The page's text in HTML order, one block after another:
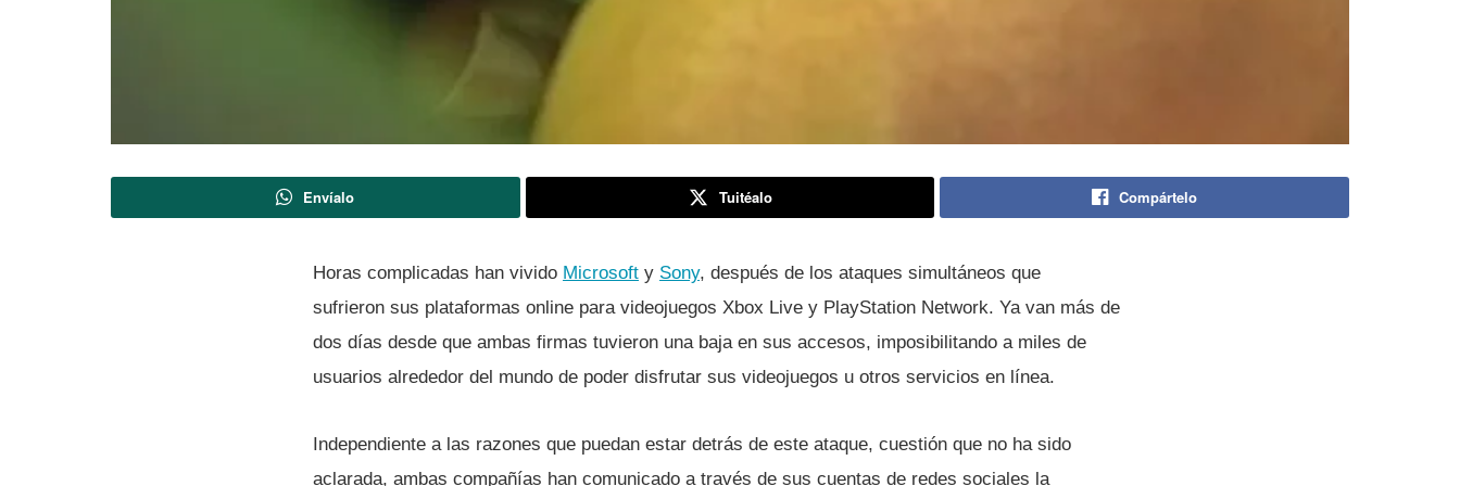
Envíalo Tuitéalo Compártelo
Horas complicadas han vivido Microsoft y Sony, después de los ataques simultáneos que
sufrieron sus plataformas online para videojuegos Xbox Live y PlayStation Network. Ya van más de
dos dí­as desde que ambas firmas tuvieron una baja en sus accesos, imposibilitando a miles de
usuarios alrededor del mundo de poder disfrutar sus videojuegos u otros servicios en lí­nea.
Independiente a las razones que puedan estar detrás de este ataque, cuestión que no ha sido
aclarada, ambas compañí­as han comunicado a través de sus cuentas de redes sociales la